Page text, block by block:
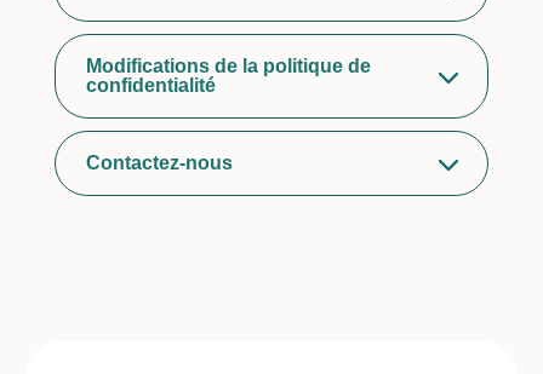
Modifications de la politique de
confidentialité
Contactez-nous